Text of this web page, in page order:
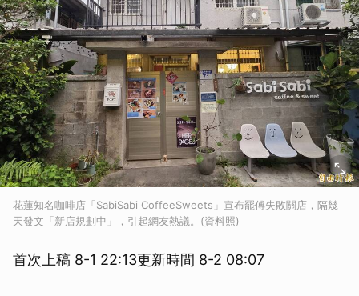
花蓮知名咖啡店「SabiSabi CoffeeSweets」宣布罷傅失敗關店，隔幾
天發文「新店規劃中」，引起網友熱議。(資料照)
首次上稿 8-1 22:13更新時間 8-2 08:07